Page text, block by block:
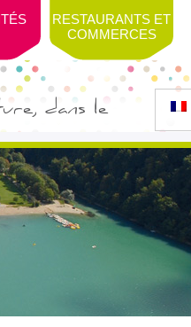
RESTAURANTS ET
COMMERCES
dans le